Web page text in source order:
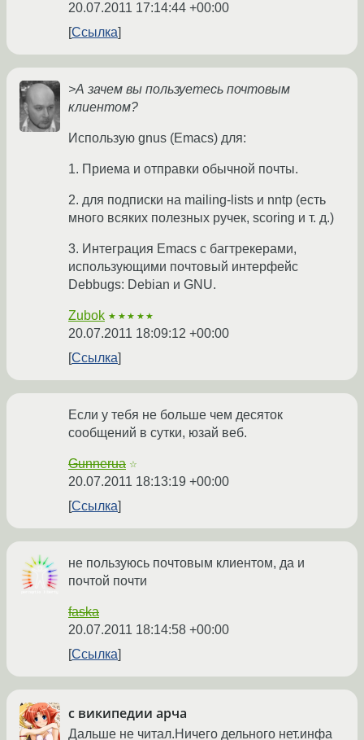
20.07.2011 17:14:44 +00:00
Ссылка
>А зачем вы пользуетесь почтовым
клиентом?
Использую gnus (Emacs) для:
1. Приема и отправки обычной почты.
2. для подписки на mailing-lists и nntp (есть
много всяких полезных ручек, scoring и т. д.)
3. Интеграция Emacs с багтрекерами,
использующими почтовый интерфейс
Debbugs: Debian и GNU.
Zubok ★★★★★
20.07.2011 18:09:12 +00:00
Ссылка
Если у тебя не больше чем десяток
сообщений в сутки, юзай веб.
Gunnerua ☆
20.07.2011 18:13:19 +00:00
Ссылка
не пользуюсь почтовым клиентом, да и
почтой почти
faska
20.07.2011 18:14:58 +00:00
Ссылка
с википедии арча
Дальше не читал.Ничего дельного нет.инфа